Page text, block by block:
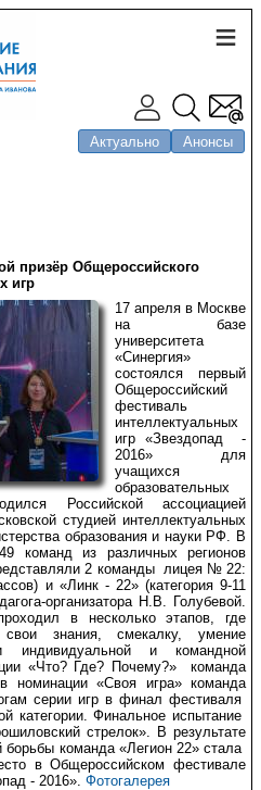
Актуально Анонсы
призёр Общероссийского
игр
17 апреля в Москве
на базе
университета
«Синергия»
состоялся первый
Общероссийский
фестиваль
интеллектуальных
игр «Звездопад -
2016» для
учащихся
образовательных
Российской ассоциацией
студией интеллектуальных
образования и науки РФ. В
команд из различных регионов
2 команды лицея № 22:
и «Линк - 22» (категория 9-11
организатора Н.В. Голубевой.
в несколько этапов, где
свои знания, смекалку, умение
индивидуальной и командной
«Что? Где? Почему?» команда
номинации «Своя игра» команда
серии игр в финал фестиваля
Финальное испытание
стрелок». В результате
борьбы команда «Легион 22» стала
в Общероссийском фестивале
- 2016». Фотогалерея